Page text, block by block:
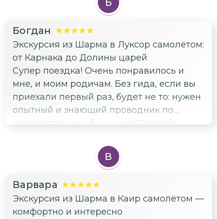
дальней экскурсии. Машина комфортная,
надобности останавливает. Отдельно
надо подчеркнуть и благодарить гида
Александра, огромные знания, забота,
интереснейшие рассказы. Получили
безмерное наслаждение и яркие
воспоминания об экскурсии. Всем точно
советую брать у Мухаммеда!
Б
Богдан
Экскурсия из Шарма в Луксор самолётом:
от Карнака до Долины царей
Супер поездка! Очень понравилось и
мне, и моим родичам. Без гида, если вы
приехали первый раз, будет не то: нужен
опытный и знающий проводник по
древностям, как был у нас) Спасибо
луксорскими красотами)
В
Варвара
Экскурсия из Шарма в Каир самолётом —
комфортно и интересно